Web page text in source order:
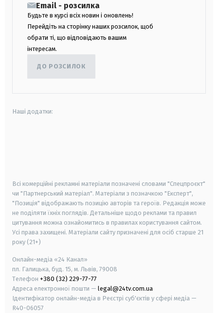
Email - розсилка
Будьте в курсі всіх новин і оновлень!
Перейдіть на сторінку наших розсилок, щоб
обрати ті, що відповідають вашим
інтересам.
ДО РОЗСИЛОК
Наші додатки:
Всі комерційні рекламні матеріали позначені словами "Спецпроєкт"
чи "Партнерський матеріал". Матеріали з позначкою "Експерт",
"Позиція" відображають позицію авторів та героїв. Редакція може
не поділяти їхніх поглядів. Детальніше щодо реклами та правил
цитування можна ознайомитись в правилах користування сайтом.
Усі права захищені. Матеріали сайту призначені для осіб старше 21
року (21+)
Онлайн-медіа «24 Канал»
пл. Галицька, буд. 15, м. Львів, 79008
Телефон +380 (32) 229-77-77
Адреса електронної пошти — legal@24tv.com.ua
Ідентифікатор онлайн-медіа в Реєстрі суб'єктів у сфері медіа —
R40-06057